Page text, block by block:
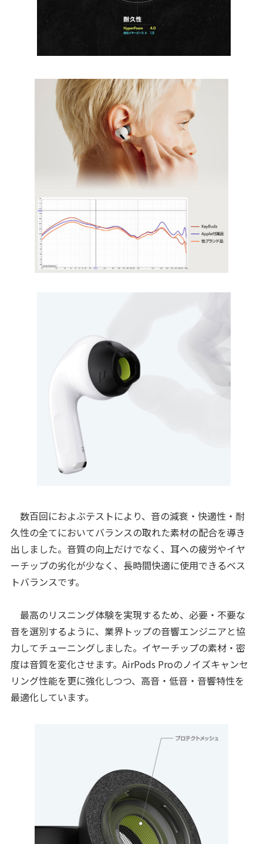
数百回におよぶテストにより、音の減衰・快適性・耐
久性の全てにおいてバランスの取れた素材の配合を導き
出しました。音質の向上だけでなく、耳への疲労やイヤ
ーチップの劣化が少なく、長時間快適に使用できるベス
トバランスです。
最高のリスニング体験を実現するため、必要・不要な
音を選別するように、業界トップの音響エンジニアと協
力してチューニングしました。イヤーチップの素材・密
度は音質を変化させます。AirPods Proのノイズキャンセ
リング性能を更に強化しつつ、高音・低音・音響特性を
最適化しています。